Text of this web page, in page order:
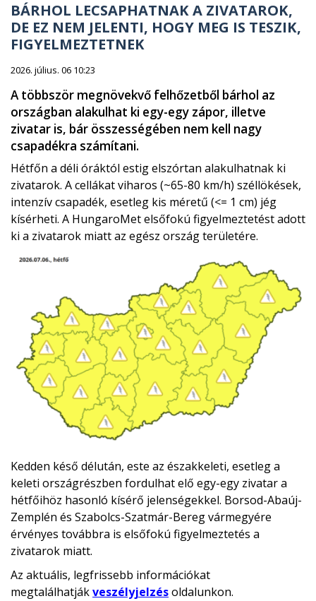
BÁRHOL LECSAPHATNAK A ZIVATAROK,
DE EZ NEM JELENTI, HOGY MEG IS TESZIK,
FIGYELMEZTETNEK
2026. július. 06 10:23
A többször megnövekvő felhőzetből bárhol az
országban alakulhat ki egy-egy zápor, illetve
zivatar is, bár összességében nem kell nagy
csapadékra számítani.
Hétfőn a déli óráktól estig elszórtan alakulhatnak ki
zivatarok. A cellákat viharos (~65-80 km/h) széllökések,
intenzív csapadék, esetleg kis méretű (<= 1 cm) jég
kísérheti. A HungaroMet elsőfokú figyelmeztetést adott
ki a zivatarok miatt az egész ország területére.
Kedden késő délután, este az északkeleti, esetleg a
keleti országrészben fordulhat elő egy-egy zivatar a
hétfőihöz hasonló kísérő jelenségekkel. Borsod-Abaúj-
Zemplén és Szabolcs-Szatmár-Bereg vármegyére
érvényes továbbra is elsőfokú figyelmeztetés a
zivatarok miatt.
Az aktuális, legfrissebb információkat
megtalálhatjákveszélyjelzésoldalunkon.